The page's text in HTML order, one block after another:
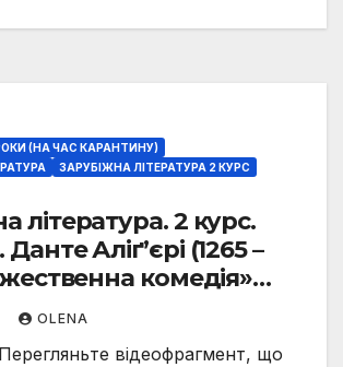
(НА ЧАС КАРАНТИНУ)
ЗАРУБІЖНА ЛІТЕРАТУРА 2 КУРС
література. 2 курс.
комедія»
Роль Данте Аліґ’єрі в
культури.
OLENA
відеофрагмент, що